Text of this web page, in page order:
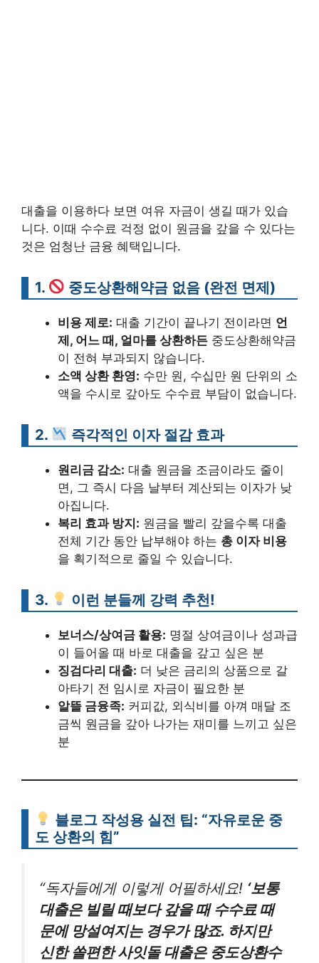
대출을 이용하다 보면 여유 자금이 생길 때가 있습
니다. 이때 수수료 걱정 없이 원금을 갚을 수 있다는
것은 엄청난 금융 혜택입니다.
1. 중도상환해약금 없음 (완전 면제)
비용 제로: 대출 기간이 끝나기 전이라면 언
제, 어느 때, 얼마를 상환하든 중도상환해약금
이 전혀 부과되지 않습니다.
소액 상환 환영: 수만 원, 수십만 원 단위의 소
액을 수시로 갚아도 수수료 부담이 없습니다.
2. 즉각적인 이자 절감 효과
원리금 감소: 대출 원금을 조금이라도 줄이
면, 그 즉시 다음 날부터 계산되는 이자가 낮
아집니다.
복리 효과 방지: 원금을 빨리 갚을수록 대출
전체 기간 동안 납부해야 하는 총 이자 비용
을 획기적으로 줄일 수 있습니다.
3. 이런 분들께 강력 추천!
보너스/상여금 활용: 명절 상여금이나 성과급
이 들어올 때 바로 대출을 갚고 싶은 분
징검다리 대출: 더 낮은 금리의 상품으로 갈
아타기 전 임시로 자금이 필요한 분
알뜰 금융족: 커피값, 외식비를 아껴 매달 조
금씩 원금을 갚아 나가는 재미를 느끼고 싶은
분
블로그 작성용 실전 팁: “자유로운 중
도 상환의 힘”
“독자들에게 이렇게 어필하세요! ‘보통
대출은 빌릴 때보다 갚을 때 수수료 때
문에 망설여지는 경우가 많죠. 하지만
신한 쏠편한 사잇돌 대출은 중도상환수